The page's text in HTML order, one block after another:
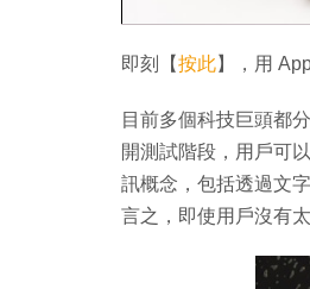
即刻【按此】，用
目前多個科技巨頭都
開測試階段，用戶可
訊概念，包括透過文
言之，即使用戶沒有